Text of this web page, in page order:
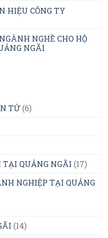
HIỆU CÔNG TY
NGHỀ CHO HỘ
NGÃI
TỬ(6)
QUẢNG NGÃI (17)
NGHIỆP TẠI QUẢNG
(14)